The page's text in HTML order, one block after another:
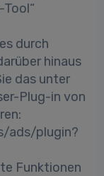
durch
hinaus
das unter
Plug-in von
ads/plugin?
Funktionen